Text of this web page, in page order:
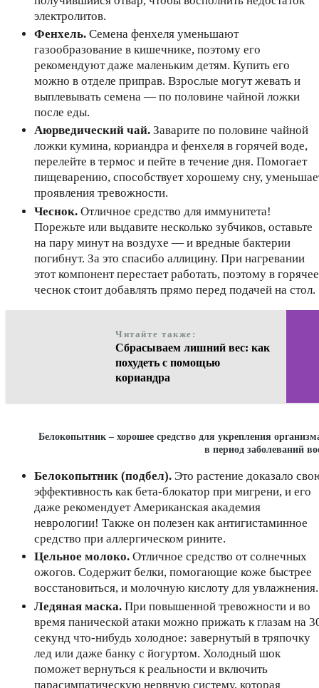
электролитов.
Фенхель. Семена фенхеля уменьшают
газообразование в кишечнике, поэтому его
рекомендуют даже маленьким детям. Купить его
можно в отделе приправ. Взрослые могут жевать и
выплевывать семена — по половине чайной ложки
после еды.
Аюрведический чай. Заварите по половине чайной
ложки кумина, кориандра и фенхеля в горячей воде,
перелейте в термос и пейте в течение дня. Помогает
пищеварению, способствует хорошему сну,
проявления тревожности.
Чеснок. Отличное средство для иммунитета!
Порежьте или выдавите несколько зубчиков, оставьте
на пару минут на воздухе — и вредные бактерии
погибнут. За это спасибо аллицину. При нагревании
этот компонент перестает работать, поэтому в горячее
чеснок стоит добавлять прямо перед подачей на стол.
Читайте также:
Сбрасываем лишний вес: как
похудеть с помощью
кориандра
Белокопытник – хорошее средство для укрепления
в период заболеваний
Белокопытник (подбел). Это растение доказало
эффективность как бета-блокатор при мигрени, и его
даже рекомендует Американская академия
неврологии! Также он полезен как антигистаминное
средство при аллергическом рините.
Цельное молоко. Отличное средство от солнечных
ожогов. Содержит белки, помогающие коже быстрее
восстановиться, и молочную кислоту для увлажнения.
Ледяная маска. При повышенной тревожности и во
время панической атаки можно прижать к глазам на
секунд что-нибудь холодное: завернутый в тряпочку
лед или даже банку с йогуртом. Холодный шок
поможет вернуться к реальности и включить
парасимпатическую нервную систему, которая